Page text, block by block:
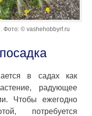
Фото: © vashehobbyrf.ru
в садах как
радующее
Чтобы ежегодно
потребуется